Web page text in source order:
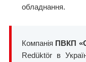
обладнання.
Компанія ПВКП
Redüktör в